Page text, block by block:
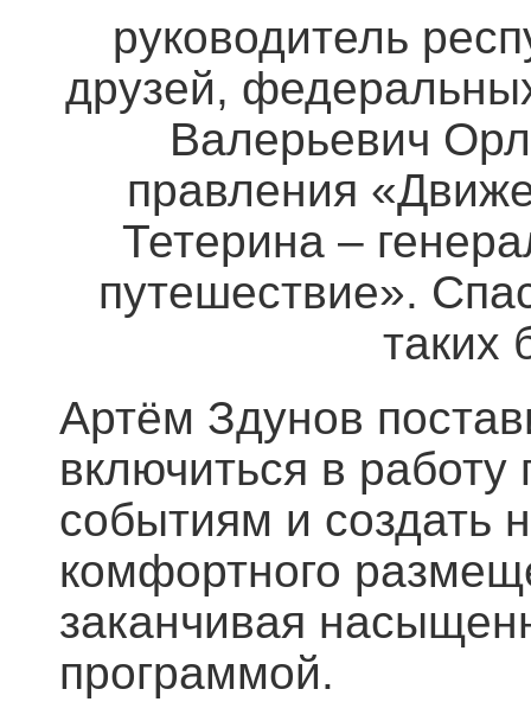
руководитель
друзей,
Валерьевич
правления
Тетерина –
путешествие».
таких
Артём Здунов
включиться в
событиям и создать
комфортного
заканчивая
программой.